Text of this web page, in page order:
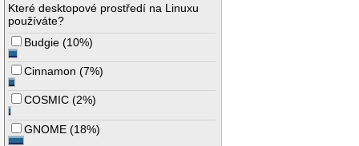
Které desktopové prostředí na Linuxu
používáte?
Budgie (10%)
Cinnamon (7%)
COSMIC (2%)
GNOME (18%)